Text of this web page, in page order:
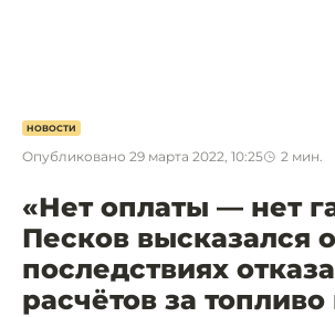
НОВОСТИ
Опубликовано 29 марта 2022, 10:25 2 мин.
«Нет оплаты — нет
Песков высказался о
последствиях
расчётов за топливо